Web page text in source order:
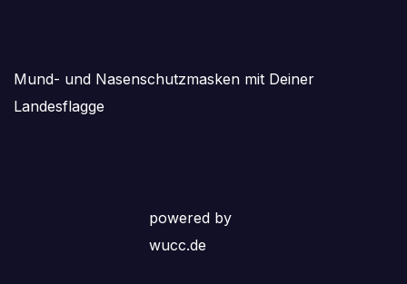
Mund- und Nasenschutzmasken mit Deiner
Landesflagge
powered by
wucc.de